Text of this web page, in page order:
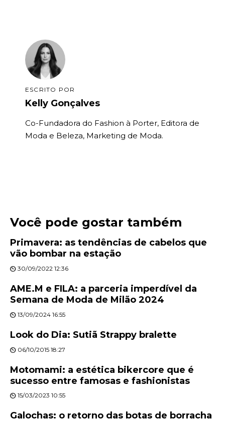
ESCRITO POR
Kelly Gonçalves
Co-Fundadora do Fashion à Porter, Editora de
Moda e Beleza, Marketing de Moda.
Você pode gostar também
Primavera: as tendências de cabelos que
vão bombar na estação
30/09/2022 12:36
AME.M e FILA: a parceria imperdível da
Semana de Moda de Milão 2024
13/09/2024 16:55
Look do Dia: Sutiã Strappy bralette
06/10/2015 18:27
Motomami: a estética bikercore que é
sucesso entre famosas e fashionistas
15/03/2023 10:55
Galochas: o retorno das botas de borracha